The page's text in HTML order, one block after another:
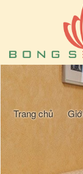
Trang chủ